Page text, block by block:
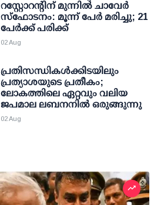
റസ്റ്റോറന്റിന് മുന്നില്‍ ചാവേര്‍
സ്‌ഫോടനം: മൂന്ന് പേര്‍ മരിച്ചു; 21
പേര്‍ക്ക് പരിക്ക്
02 Aug
പ്രതിസന്ധികൾക്കിടയിലും
പ്രത്യാശയുടെ പ്രതീകം;
ലോകത്തിലെ ഏറ്റവും വലിയ
ജപമാല ലബനനിൽ ഒരുങ്ങുന്നു
02 Aug